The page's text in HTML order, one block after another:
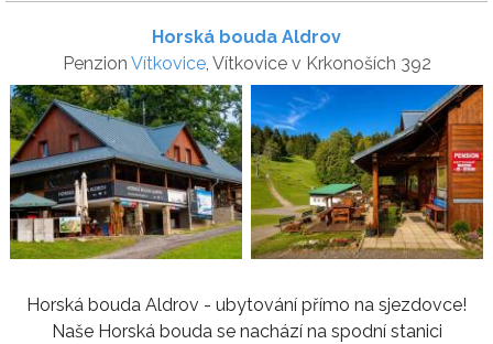
Horská bouda Aldrov
Penzion Vítkovice, Vítkovice v Krkonoších 392
Horská bouda Aldrov - ubytování přímo na sjezdovce!
Naše Horská bouda se nachází na spodní stanici